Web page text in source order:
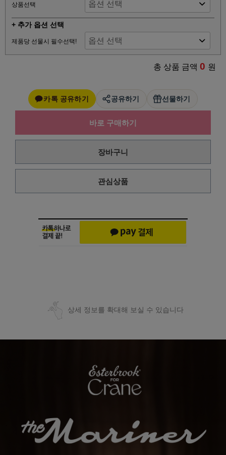
상품선택
+ 추가 옵션 선택
제품당 선물시 필수선택!
총 상품 금액 0 원
카톡 공유하기 공유하기 선물하기
바로 구매하기
장바구니
관심상품
상세 정보를 확대해 보실 수 있습니다